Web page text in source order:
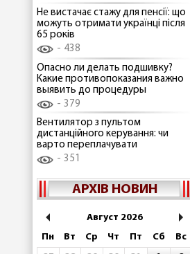
Не вистачає стажу для пенсії: що
можуть отримати українці після
65 років
438
Опасно ли делать подшивку?
Какие противопоказания важно
выявить до процедуры
379
Вентилятор з пультом
дистанційного керування: чи
варто переплачувати
351
АРХІВ НОВИН
Август 2026
Пн
Вт Ср Чт Пт Сб
Вс